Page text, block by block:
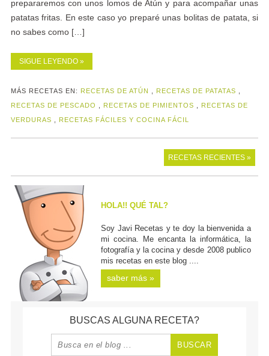
prepararemos con unos lomos de Atún y para acompañar unas
patatas fritas. En este caso yo preparé unas bolitas de patata, si
no sabes como […]
SIGUE LEYENDO »
MÁS RECETAS EN: RECETAS DE ATÚN RECETAS DE PATATAS
RECETAS DE PESCADO
RECETAS DE PIMIENTOS
RECETAS DE
VERDURAS
RECETAS FÁCILES Y COCINA FÁCIL
RECETAS RECIENTES »
HOLA!! QUÉ TAL?
Soy Javi Recetas y te doy la bienvenida a
mi cocina. Me encanta la informática, la
fotografía y la cocina y desde 2008 publico
mis recetas en este blog ....
saber más »
BUSCAS ALGUNA RECETA?